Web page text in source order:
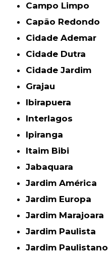
Campo Limpo
Capão Redondo
Cidade Ademar
Cidade Dutra
Cidade Jardim
Grajau
Ibirapuera
Interlagos
Ipiranga
Itaim Bibi
Jabaquara
Jardim América
Jardim Europa
Jardim Marajoara
Jardim Paulista
Jardim Paulistano